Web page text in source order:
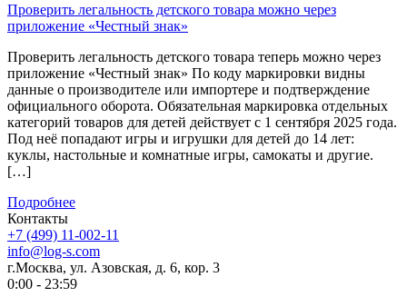
Проверить легальность детского товара можно через
приложение «Честный знак»
Проверить легальность детского товара теперь можно через
приложение «Честный знак» По коду маркировки видны
данные о производителе или импортере и подтверждение
официального оборота. Обязательная маркировка отдельных
категорий товаров для детей действует с 1 сентября 2025 года.
Под неё попадают игры и игрушки для детей до 14 лет:
куклы, настольные и комнатные игры, самокаты и другие.
[…]
Подробнее
Контакты
+7 (499) 11-002-11
info@log-s.com
г.Москва, ул. Азовская, д. 6, кор. 3
0:00 - 23:59